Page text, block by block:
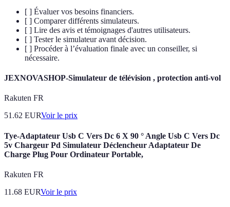
[ ] Évaluer vos besoins financiers.
[ ] Comparer différents simulateurs.
[ ] Lire des avis et témoignages d'autres utilisateurs.
[ ] Tester le simulateur avant décision.
[ ] Procéder à l’évaluation finale avec un conseiller, si
nécessaire.
JEXNOVASHOP-Simulateur de télévision , protection anti-vol
Rakuten FR
51.62 EURVoir le prix
Tye-Adaptateur Usb C Vers Dc 6 X 90 ° Angle Usb C Vers Dc
5v Chargeur Pd Simulateur Déclencheur Adaptateur De
Charge Plug Pour Ordinateur Portable,
Rakuten FR
11.68 EURVoir le prix